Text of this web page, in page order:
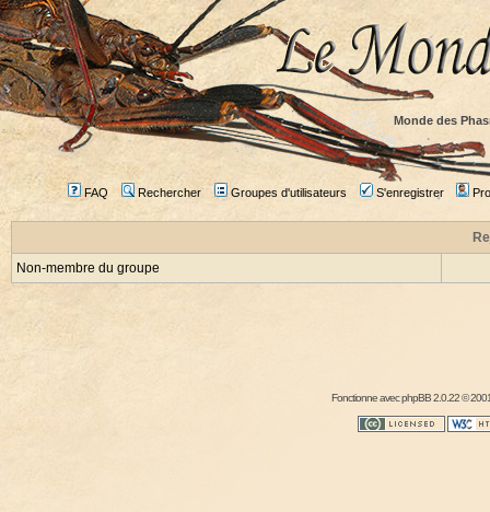
Monde des
FAQ Rechercher Groupes d'utilisateurs S'enregistrer
Non-membre du groupe
Fonctionne avecphpBB2.0.22 ©